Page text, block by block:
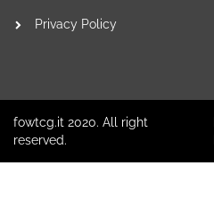
Privacy Policy
fowtcg.it 2020. All right
reserved.